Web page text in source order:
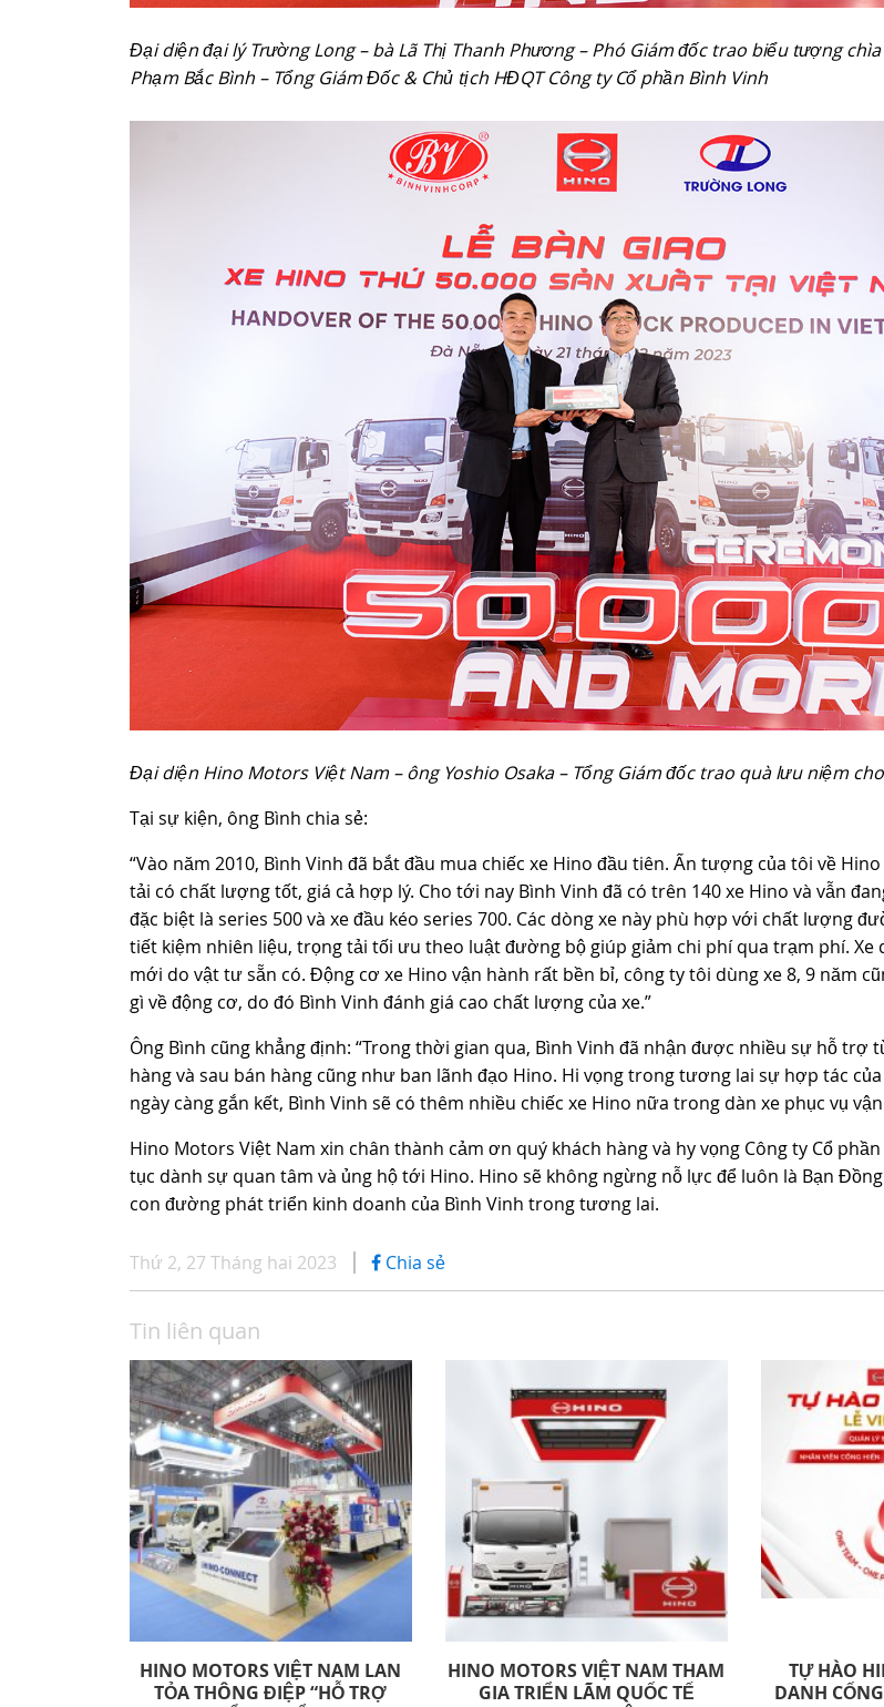
Đại diện đại lý Trường Long – bà Lã Thị Thanh Phương – Phó Giám đốc trao biểu tượng
Phạm Bắc Bình – Tổng Giám Đốc & Chủ tịch HĐQT Công ty Cổ phần Bình Vinh
Đại diện Hino Motors Việt Nam – ông Yoshio Osaka – Tổng Giám đốc trao quà lưu niệm
Tại sự kiện, ông Bình chia sẻ:
“Vào năm 2010, Bình Vinh đã bắt đầu mua chiếc xe Hino đầu tiên. Ấn tượng của tôi về
tải có chất lượng tốt, giá cả hợp lý. Cho tới nay Bình Vinh đã có trên 140 xe Hino và vẫn
đặc biệt là series 500 và xe đầu kéo series 700. Các dòng xe này phù hợp với chất lượng
tiết kiệm nhiên liệu, trọng tải tối ưu theo luật đường bộ giúp giảm chi phí qua trạm phí. Xe
mới do vật tư sẵn có. Động cơ xe Hino vận hành rất bền bỉ, công ty tôi dùng xe 8, 9 năm
gì về động cơ, do đó Bình Vinh đánh giá cao chất lượng của xe.”
Ông Bình cũng khẳng định: “Trong thời gian qua, Bình Vinh đã nhận được nhiều sự hỗ trợ
hàng và sau bán hàng cũng như ban lãnh đạo Hino. Hi vọng trong tương lai sự hợp tác
ngày càng gắn kết, Bình Vinh sẽ có thêm nhiều chiếc xe Hino nữa trong dàn xe phục vụ
Hino Motors Việt Nam xin chân thành cảm ơn quý khách hàng và hy vọng Công ty Cổ
tục dành sự quan tâm và ủng hộ tới Hino. Hino sẽ không ngừng nỗ lực để luôn là Bạn
con đường phát triển kinh doanh của Bình Vinh trong tương lai.
Thứ 2, 27 Tháng hai 2023 Chia sẻ
Tin liên quan
HINO MOTORS VIỆT NAM LAN
TỎA THÔNG ĐIỆP “HỖ TRỢ
HINO MOTORS VIỆT NAM THAM
GIA TRIỂN LÃM QUỐC TẾ
TỰ HÀO
DANH